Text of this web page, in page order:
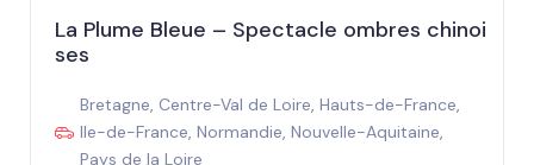
La Plume Bleue – Spectacle ombres chinoi
ses
Bretagne, Centre-Val de Loire, Hauts-de-France,
Ile-de-France, Normandie, Nouvelle-Aquitaine,
Pays de la Loire